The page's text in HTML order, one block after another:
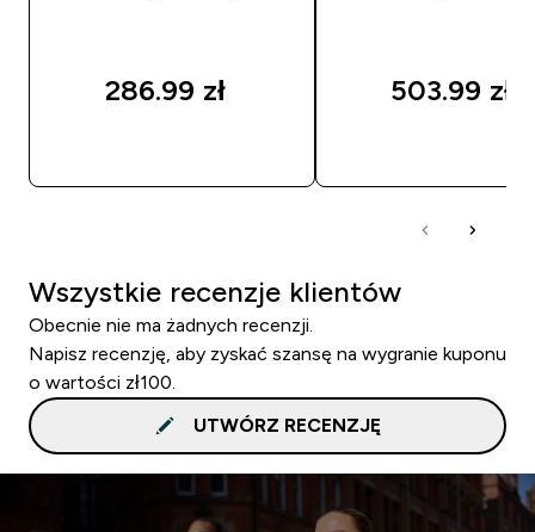
286.99 zł‎ 503.99 zł‎
Wszystkie recenzje klientów
Obecnie nie ma żadnych recenzji.
Napisz recenzję, aby zyskać szansę na wygranie kuponu
o wartości zł100.
UTWÓRZ RECENZJĘ